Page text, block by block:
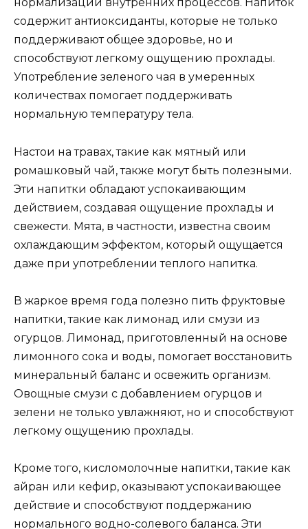
нормализации внутренних процессов. Напиток
содержит антиоксиданты, которые не только
поддерживают общее здоровье, но и
способствуют легкому ощущению прохлады.
Употребление зеленого чая в умеренных
количествах помогает поддерживать
нормальную температуру тела.
Настои на травах, такие как мятный или
ромашковый чай, также могут быть полезными.
Эти напитки обладают успокаивающим
действием, создавая ощущение прохлады и
свежести. Мята, в частности, известна своим
охлаждающим эффектом, который ощущается
даже при употреблении теплого напитка.
В жаркое время года полезно пить фруктовые
напитки, такие как лимонад или смузи из
огурцов. Лимонад, приготовленный на основе
лимонного сока и воды, помогает восстановить
минеральный баланс и освежить организм.
Овощные смузи с добавлением огурцов и
зелени не только увлажняют, но и способствуют
легкому ощущению прохлады.
Кроме того, кисломолочные напитки, такие как
айран или кефир, оказывают успокаивающее
действие и способствуют поддержанию
нормального водно-солевого баланса. Эти